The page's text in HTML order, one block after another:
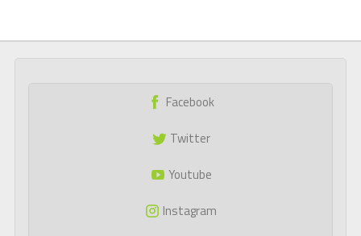
Facebook
Twitter
Youtube
Instagram